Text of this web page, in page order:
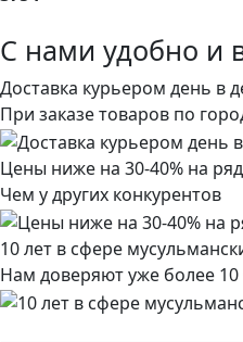
С нами удобно и
Доставка курьером день в
При заказе товаров по
Цены ниже на 30-40% на
Чем у других конкурентов
10 лет в сфере
Нам доверяют уже более 10